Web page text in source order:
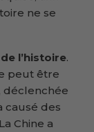
ne se
l’histoire.
peut être
déclenchée
causé des
Chine a